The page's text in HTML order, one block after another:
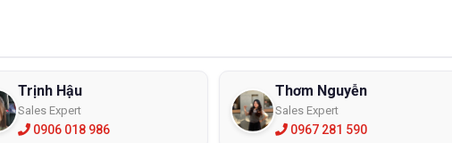
Trịnh Hậu
Sales Expert
0906 018 986
Thơm Nguyễn
Sales Expert
0967 281 590